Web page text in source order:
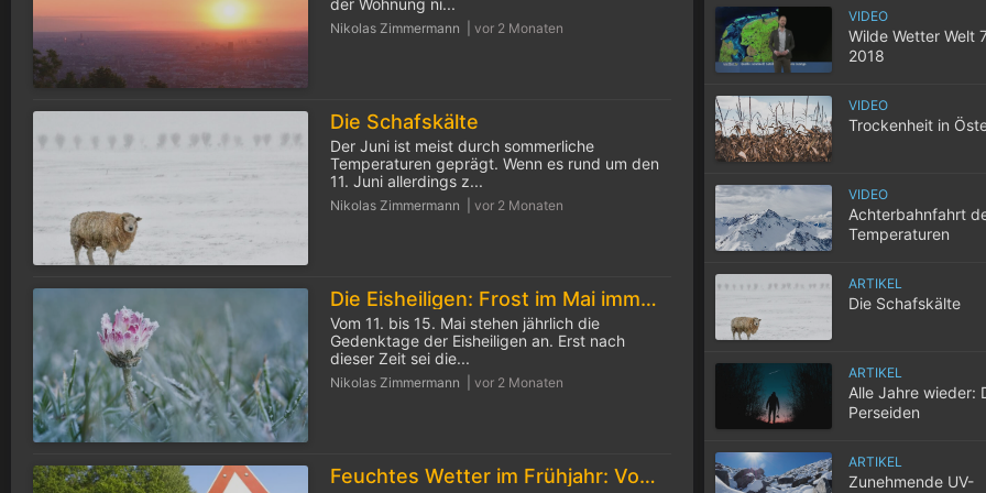
Nikolas Zimmermann | vor 2 Monaten
der Wohnung ni...
Die Schafskälte
Nikolas Zimmermann | vor 2 Monaten
Der Juni ist meist durch sommerliche
Temperaturen geprägt. Wenn es rund um den
11. Juni allerdings z...
Die Eisheiligen: Frost im Mai immer seltener
Nikolas Zimmermann | vor 2 Monaten
Vom 11. bis 15. Mai stehen jährlich die
Gedenktage der Eisheiligen an. Erst nach
dieser Zeit sei die...
Feuchtes Wetter im Frühjahr: Vorsicht Zecken!
VIDEO
Wilde Wetter Welt
2018
VIDEO
Trockenheit in
VIDEO
Achterbahnfahrt
Temperaturen
ARTIKEL
Die Schafskälte
ARTIKEL
Alle Jahre wieder:
Perseiden
ARTIKEL
Zunehmende UV-